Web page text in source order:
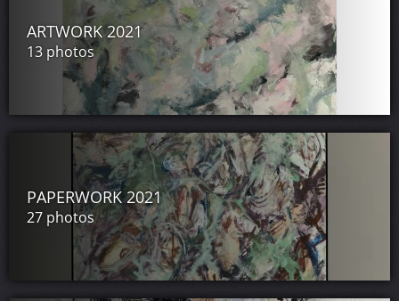
ARTWORK 2021
13 photos
PAPERWORK 2021
27 photos